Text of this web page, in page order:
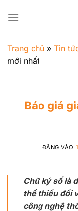
qua
dung
Trang chủ » Tin
mới nhất
Báo giá
ĐĂNG VÀO
Chữ ký số là
thể thiếu đối
công nghệ